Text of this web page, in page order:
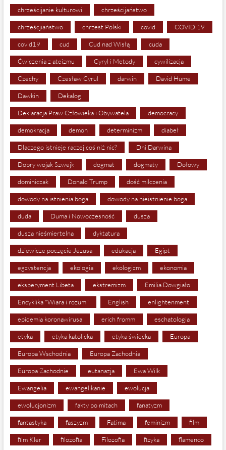
chrześcijanie kulturowi chrześcijaństwo
chrześcjiaństwo chrzest Polski covid COVID 19
covid19 cud Cud nad Wisłą cuda
Ćwiczenia z ateizmu Cyryl i Metody cywilizacja
Czechy Czesław Cyrul darwin David Hume
Dawkin Dekalog
Deklaracja Praw Człowieka i Obywatela democracy
demokracja demon determinizm diabeł
Dlaczego istnieje raczej coś niż nic? Dni Darwina
Dobry wojak Szwejk dogmat dogmaty Dołowy
dominiczak Donald Trump dość milczenia
dowody na istnienia boga dowody na nieistnienie boga
duda Duma i Nowoczesność dusza
dusza nieśmiertelna dyktatura
dziewicze poczęcie Jezusa edukacja Egipt
egzystencja ekologia ekologizm ekonomia
eksperyment Libeta ekstremizm Emilia Dowgiało
Encyklika "Wiara i rozum" English enlightenment
epidemia koronawirusa erich fromm eschatologia
etyka etyka katolicka etyka świecka Europa
Europa Wschodnia Europa Zachodnia
Europa Zachodnie eutanazja Ewa Wilk
Ewangelia ewangelikanie ewolucja
ewolucjonizm fakty po mitach fanatyzm
fantastyka faszyzm Fatima feminizm film
film Kler filozofia Filozofia fizyka flamenco